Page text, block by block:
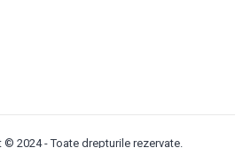
© 2024 - Toate drepturile rezervate.